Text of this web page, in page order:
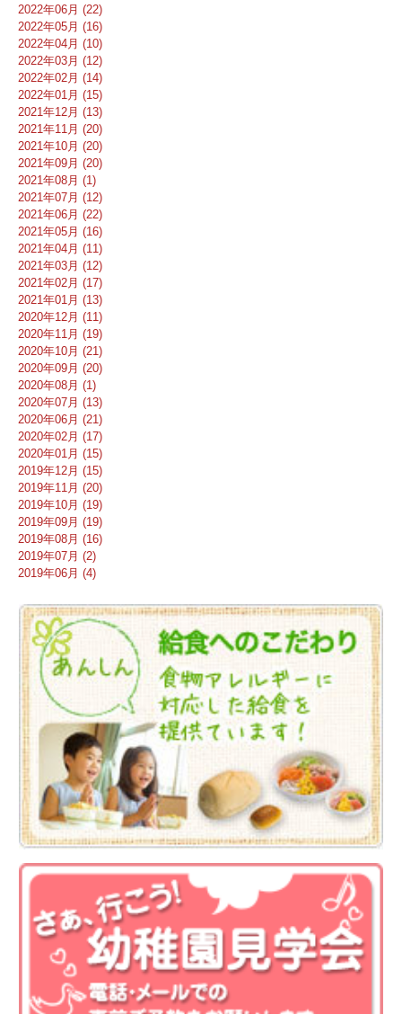
2022年06月 (22)
2022年05月 (16)
2022年04月 (10)
2022年03月 (12)
2022年02月 (14)
2022年01月 (15)
2021年12月 (13)
2021年11月 (20)
2021年10月 (20)
2021年09月 (20)
2021年08月 (1)
2021年07月 (12)
2021年06月 (22)
2021年05月 (16)
2021年04月 (11)
2021年03月 (12)
2021年02月 (17)
2021年01月 (13)
2020年12月 (11)
2020年11月 (19)
2020年10月 (21)
2020年09月 (20)
2020年08月 (1)
2020年07月 (13)
2020年06月 (21)
2020年02月 (17)
2020年01月 (15)
2019年12月 (15)
2019年11月 (20)
2019年10月 (19)
2019年09月 (19)
2019年08月 (16)
2019年07月 (2)
2019年06月 (4)